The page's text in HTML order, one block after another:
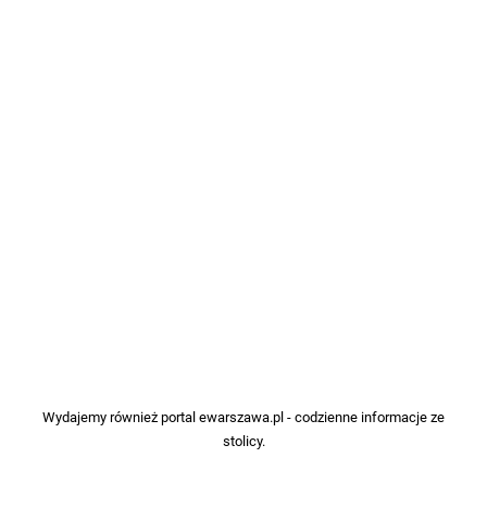
Wydajemy również portalewarszawa.pl- codzienne informacje ze
stolicy.